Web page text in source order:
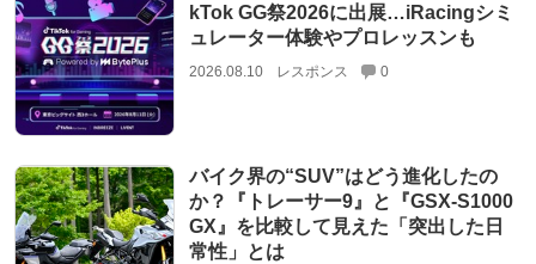
kTok GG祭2026に出展…iRacingシミ
ュレーター体験やプロレッスンも
2026.08.10 レスポンス 0
バイク界の“SUV”はどう進化したの
か？『トレーサー9』と『GSX-S1000
GX』を比較して見えた「突出した日
常性」とは